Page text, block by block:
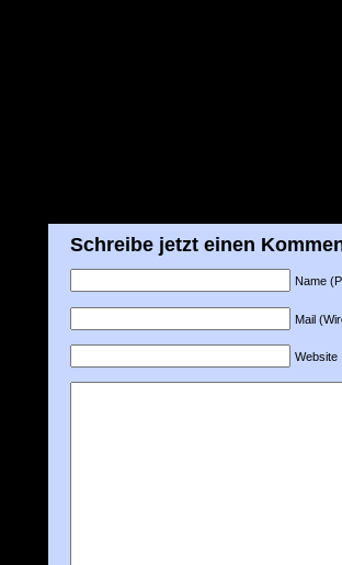
Schreibe jetzt einen
Name
Mail
Website